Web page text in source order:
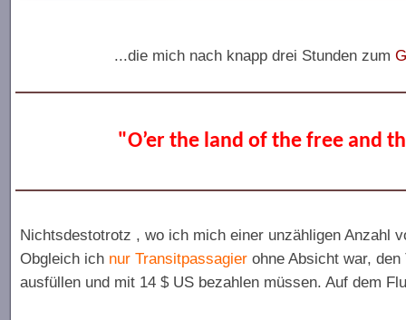
...die mich nach knapp drei Stunden zum
"O’er the land of the free and
Nichtsdestotrotz , wo ich mich einer unzähligen Anzahl
Obgleich ich nur Transitpassagier ohne Absicht war,
ausfüllen und mit 14 $ US bezahlen müssen. Auf dem